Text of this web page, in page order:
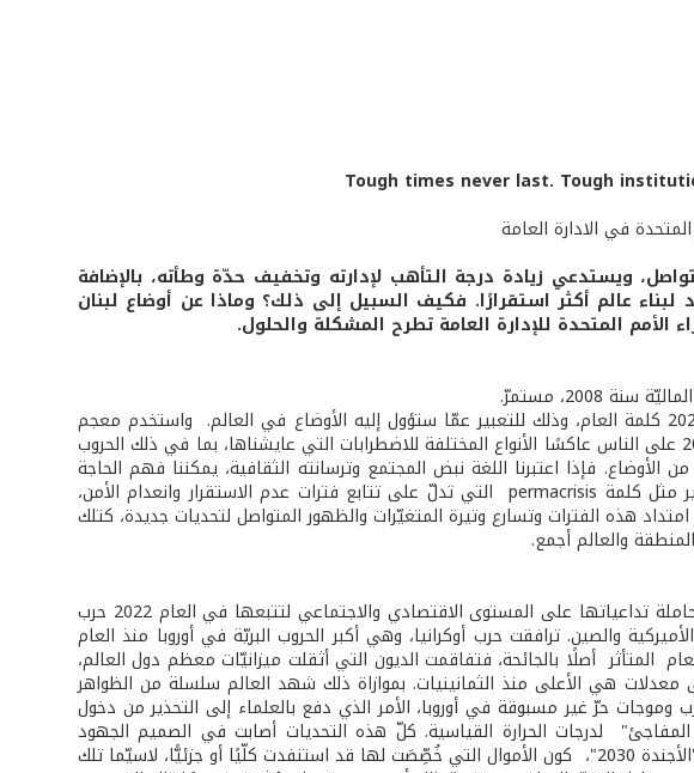
في الادارة العامة
الأزمات الذي يشهده العالم منذ العام 2008 متواصل، ويستدعي زيادة درجة التأهب لإدارته وتخفيف حدّة وطأته، بالإضافة
عالم أكثر استقرارًا. فكيف السبيل إلى ذلك؟ وماذا عن أوضاع لبنان
الأمم المتحدة للإدارة العامة تطرح المشكلة والحلول.
مستمرّ.
كلمة permacrisis، اختارتها مجلّة "الإيكونوميست" في العام 2022 كلمة العام، وذلك للتعبير عمّا ستؤول إليه الأوضاع في العالم. واستخدم معجم
"كولينز" المصطلح ذاته ليصف لغويًا فظاعة ما حمله العام 2022 على الناس عاكسًا الأنواع المختلفة للاضطرابات التي عايشناها، بما في ذلك الحروب
الأوضاع. فإذا اعتبرنا اللغة نبض المجتمع وترسانته الثقافية، يمكننا فهم الحاجة
إلى استخدام تعابير جديدة لوصف واقع أصبح أكثر تعقيدًا؛ تعابير مثل كلمة permacrisis التي تدلّ على تتابع فترات عدم الاستقرار وانعدام الأمن،
هذه الفترات وتسارع وتيرة المتغيّرات والظهور المتواصل لتحديات جديدة، كتلك
ما إن بدأ الاقتصاد العالمي بالتعافي، حتى جاءت جائحة كورونا حاملة تداعياتها على المستوى الاقتصادي والاجتماعي لتتبعها في العام 2022 حرب
والصين. ترافقت حرب أوكرانيا، وهي أكبر الحروب البريّة في أوروبا منذ العام
المتأثر أصلًا بالجائحة، فتفاقمت الديون التي أثقلت ميزانيّات معظم دول العالم،
هي الأعلى منذ الثمانينيات. بموازاة ذلك شهد العالم سلسلة من الظواهر
وموجات حرّ غير مسبوقة في أوروبا، الأمر الذي دفع بالعلماء إلى التحذير من دخول
المفاجئ" لدرجات الحرارة القياسية. كلّ هذه التحديات أصابت في الصميم الجهود
المبذولة للتقدّم على مسارات التنمية المستدامة أو ما يعرف بـ "الأجندة 2030"، كون الأموال التي خُصِّصَت لها قد استنفدت كلّيًا أو جزئيًّا، لاسيّما تلك